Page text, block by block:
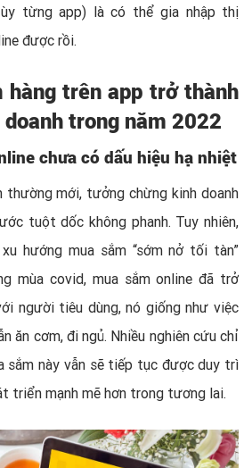
từng app) là có thể gia nhập thị
được rồi.
hàng trên app trở thành
trong năm 2022
chưa có dấu hiệu hạ nhiệt
thường mới, tưởng chừng kinh doanh
tuột dốc không phanh. Tuy nhiên,
hướng mua sắm “sớm nở tối tàn”
mùa covid, mua sắm online đã trở
người tiêu dùng, nó giống như việc
ăn cơm, đi ngủ. Nhiều nghiên cứu chỉ
sắm này vẫn sẽ tiếp tục được duy trì
triển mạnh mẽ hơn trong tương lai.